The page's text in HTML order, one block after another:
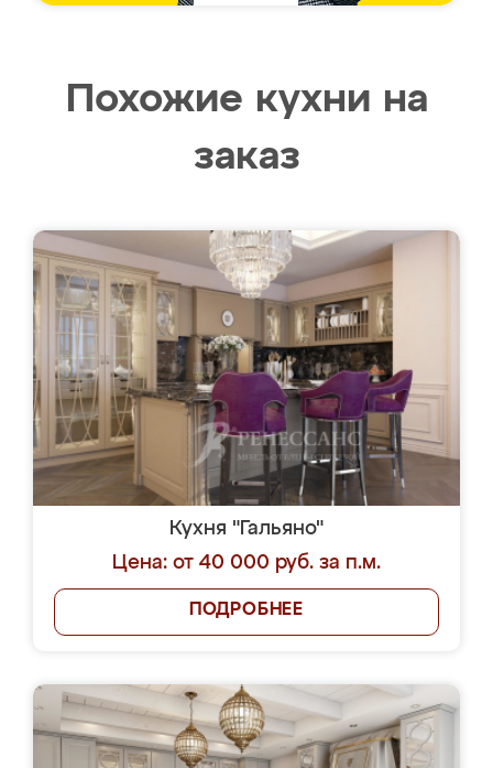
Похожие кухни на
заказ
Кухня "Гальяно"
Цена: от 40 000 руб. за п.м.
ПОДРОБНЕЕ